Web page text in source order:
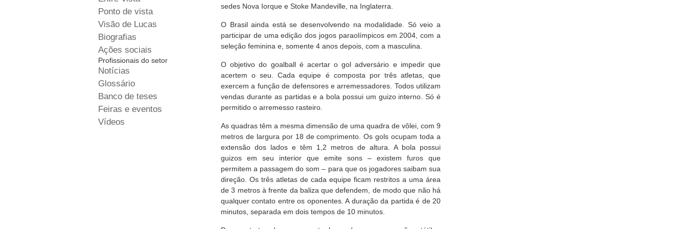
sedes Nova Iorque e Stoke Mandeville, na Inglaterra.
O Brasil ainda está se desenvolvendo na modalidade. Só veio a
participar de uma edição dos jogos paraolímpicos em 2004, com a
seleção feminina e, somente 4 anos depois, com a masculina.
O objetivo do goalball é acertar o gol adversário e impedir que
acertem o seu. Cada equipe é composta por três atletas, que
exercem a função de defensores e arremessadores. Todos utilizam
vendas durante as partidas e a bola possui um guizo interno. Só é
permitido o arremesso rasteiro.
As quadras têm a mesma dimensão de uma quadra de vôlei, com 9
metros de largura por 18 de comprimento. Os gols ocupam toda a
extensão dos lados e têm 1,2 metros de altura. A bola possui
guizos em seu interior que emite sons – existem furos que
permitem a passagem do som – para que os jogadores saibam sua
direção. Os três atletas de cada equipe ficam restritos a uma área
de 3 metros à frente da baliza que defendem, de modo que não há
qualquer contato entre os oponentes. A duração da partida é de 20
minutos, separada em dois tempos de 10 minutos.
Ponto de vista
Visão de Lucas
Biografias
Ações sociais
Profissionais do setor
Notícias
Glossário
Banco de teses
Feiras e eventos
Vídeos